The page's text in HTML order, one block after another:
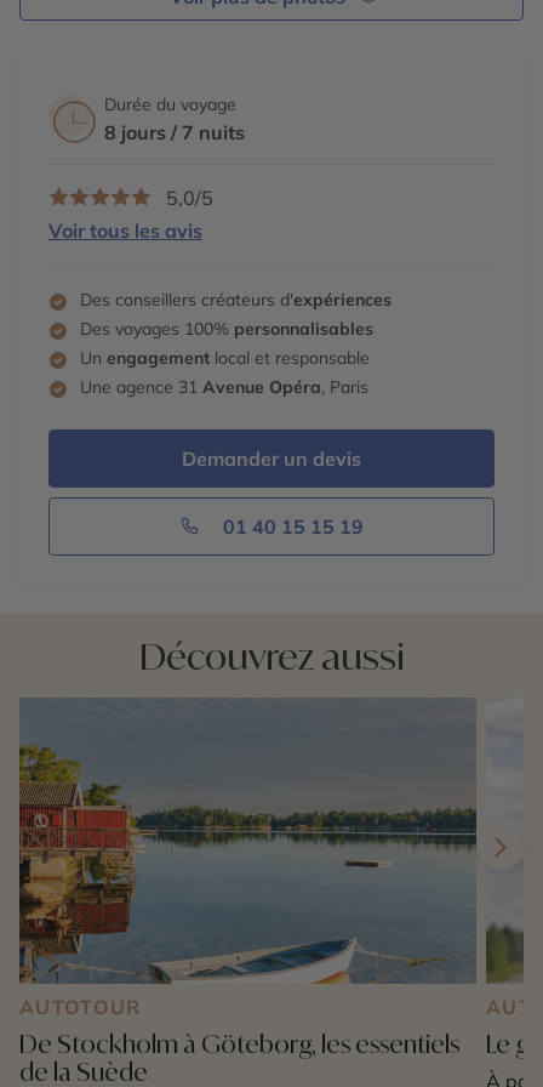
Durée du voyage
8 jours / 7 nuits
5,0/5
Voir tous les avis
Des conseillers créateurs d'expériences
Des voyages 100% personnalisables
Un engagement local et responsable
Une agence 31 Avenue Opéra, Paris
Demander un devis
01 40 15 15 19
Découvrez aussi
AUTOTOUR
De Stockholm à Göteborg, les essentiels
de la Suède
Le
À